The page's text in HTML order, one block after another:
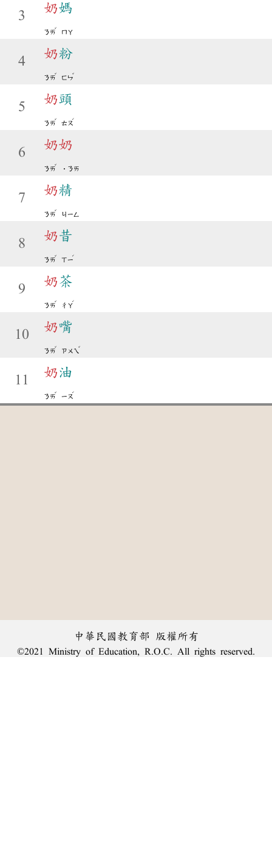
3
奶媽
ㄋㄞ
ˇ
ㄇㄚ
4
奶粉
ㄋㄞ
ˇ
ㄈㄣ
ˇ
5
奶頭
ㄋㄞ
ˇ
ㄊㄡ
ˊ
6
奶奶
ㄋㄞ
ˇ
˙ㄋㄞ
7
奶精
ㄋㄞ
ˇ
ㄐㄧㄥ
8
奶昔
ㄋㄞ
ˇ
ㄒㄧ
ˊ
9
奶茶
ㄋㄞ
ˇ
ㄔㄚ
ˊ
10
奶嘴
ㄋㄞ
ˇ
ㄗㄨㄟ
ˇ
11
奶油
ㄋㄞ
ˇ
ㄧㄡ
ˊ
中華民國教育部 版權所有
©2021 Ministry of Education, R.O.C. All rights reserved.